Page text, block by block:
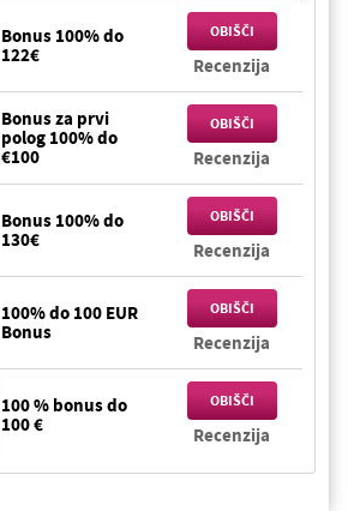
Bonus 100% do
122€
OBIŠČI
Recenzija
Bonus za prvi
polog 100% do
€100
OBIŠČI
Recenzija
Bonus 100% do
130€
OBIŠČI
Recenzija
100% do 100 EUR
Bonus
OBIŠČI
Recenzija
100 % bonus do
100 €
OBIŠČI
Recenzija